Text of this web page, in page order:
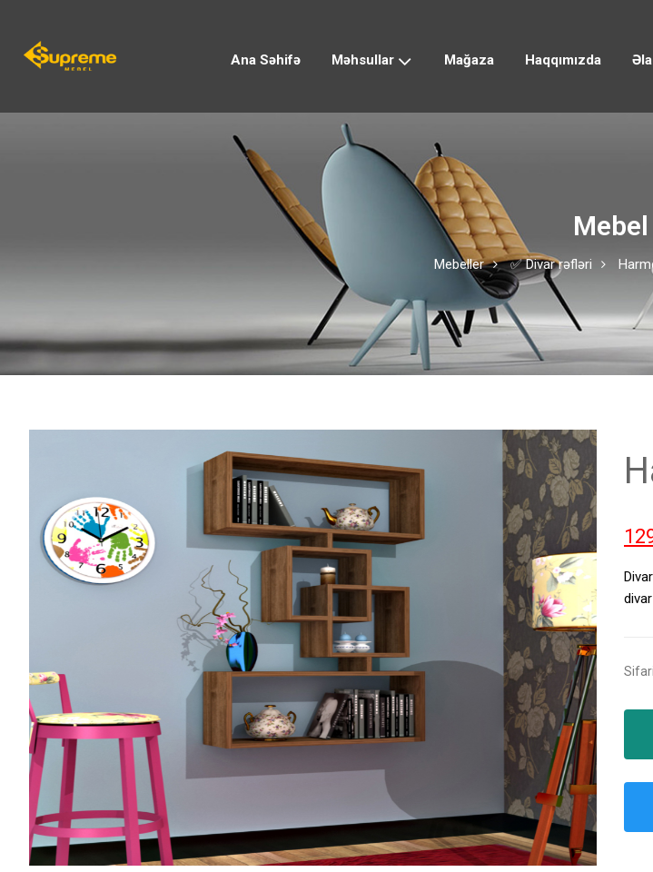
Ana Səhifə Məhsullar Mağaza Haqqımızda
Mebel
Mebeller ✅ Divar rəfləri